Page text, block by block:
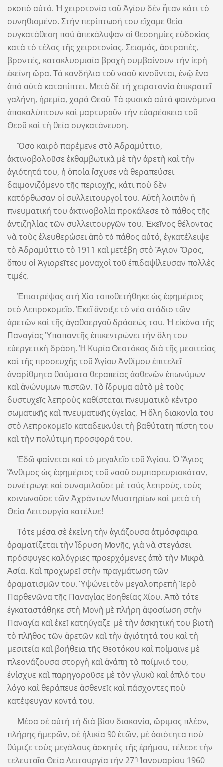
σκοπὸ αὐτό. Ἡ χειροτονία τοῦ Ἁγίου δὲν ἦταν κάτι τὸ
συνηθισμένο. Στὴν περίπτωσή του εἴχαμε θεία
συγκατάθεση ποὺ ἀπεκάλυψαν οἱ θεοσημίες εὐδοκίας
κατὰ τὸ τέλος τῆς χειροτονίας. Σεισμός, ἀστραπές,
βροντές, κατακλυσμιαία βροχὴ συμβαίνουν τὴν ἱερὴ
ἐκείνη ὥρα. Τὰ κανδήλια τοῦ ναοῦ κινοῦνται, ἐνῷ ἕνα
ἀπὸ αὐτὰ καταπίπτει. Μετὰ δὲ τὴ χειροτονία ἐπικρατεῖ
γαλήνη, ἠρεμία, χαρὰ Θεοῦ. Τὰ φυσικὰ αὐτὰ φαινόμενα
ἀποκαλύπτουν καὶ μαρτυροῦν τὴν εὐαρέσκεια τοῦ
Θεοῦ καὶ τὴ θεία συγκατάνευση.
Ὅσο καιρὸ παρέμενε στὸ Ἀδραμύττιο,
ἀκτινοβολοῦσε ἐκθαμβωτικὰ μὲ τὴν ἀρετὴ καὶ τὴν
ἁγιότητά του, ἡ ὁποία ἴσχυσε νὰ θεραπεύσει
δαιμονιζόμενο τῆς περιοχῆς, κάτι ποὺ δὲν
κατόρθωσαν οἱ συλλειτουργοί του. Αὐτὴ λοιπὸν ἡ
πνευματική του ἀκτινοβολία προκάλεσε τὸ πάθος τῆς
ἀντιζηλίας τῶν συλλειτουργῶν του. Ἐκεῖνος θέλοντας
νὰ τοὺς ἐλευθερώσει ἀπὸ τὸ πάθος αὐτό, ἐγκατέλειψε
τὸ Ἀδραμύττιο τὸ 1911 καὶ μετέβη στὸ Ἅγιον Ὄρος,
ὅπου οἱ Ἁγιορεῖτες μοναχοὶ τοῦ ἐπιδαψίλευσαν πολλὲς
τιμές.
Ἐπιστρέψας στὴ Χίο τοποθετήθηκε ὡς ἐφημέριος
στὸ Λεπροκομεῖο. Ἐκεῖ ἄνοιξε τὸ νέο στάδιο τῶν
ἀρετῶν καὶ τῆς ἀγαθοεργοῦ δράσεώς του. Ἡ εἰκόνα τῆς
Παναγίας Ὑπαπαντῆς ἐπικεντρώνει τὴν ὅλη του
εὐεργετικὴ δράση. Ἡ Κυρία Θεοτόκος διὰ τῆς μεσιτείας
καὶ τῆς προσευχῆς τοῦ Ἁγίου Ἀνθίμου ἐπιτελεῖ
ἀναρίθμητα θαύματα θεραπείας ἀσθενῶν ἐπωνύμων
καὶ ἀνώνυμων πιστῶν. Τὸ ἵδρυμα αὐτὸ μὲ τοὺς
δυστυχεῖς λεπροὺς καθίσταται πνευματικὸ κέντρο
σωματικῆς καὶ πνευματικῆς ὑγείας. Ἡ ὅλη διακονία του
στὸ Λεπροκομεῖο καταδεικνύει τὴ βαθύτατη πίστη του
καὶ τὴν πολύτιμη προσφορά του.
Ἐδῶ φαίνεται καὶ τὸ μεγαλεῖο τοῦ Ἁγίου. Ὁ Ἅγιος
Ἄνθιμος ὡς ἐφημέριος τοῦ ναοῦ συμπαρευρισκόταν,
συνέτρωγε καὶ συνομιλοῦσε μὲ τοὺς λεπρούς, τοὺς
κοινωνοῦσε τῶν Ἀχράντων Μυστηρίων καὶ μετὰ τὴ
Θεία Λειτουργία κατέλυε!
Τότε μέσα σὲ ἐκείνη τὴν ἁγιάζουσα ἀτμόσφαιρα
ὁραματίζεται τὴν ἵδρυση Μονῆς, γιὰ νὰ στεγάσει
πρόσφυγες καλόγριες προερχόμενες ἀπὸ τὴν Μικρὰ
Ἀσία. Καὶ προχωρεῖ στὴν πραγμάτωση τῶν
ὁραματισμῶν του. Ὑψώνει τὸν μεγαλοπρεπὴ Ἱερὸ
Παρθενῶνα τῆς Παναγίας Βοηθείας Χίου. Ἀπὸ τότε
ἐγκαταστάθηκε στὴ Μονὴ μὲ πλήρη ἀφοσίωση στὴν
Παναγία καὶ ἐκεῖ κατηύγαζε μὲ τὴν ἀσκητική του βιοτὴ
τὸ πλῆθος τῶν ἀρετῶν καὶ τὴν ἁγιότητά του καὶ τὴ
μεσιτεία καὶ βοήθεια τῆς Θεοτόκου καὶ ποίμαινε μὲ
πλεονάζουσα στοργὴ καὶ ἀγάπη τὸ ποίμνιό του,
ἐνίσχυε καὶ παρηγοροῦσε μὲ τὸν γλυκὺ καὶ ἁπλό του
λόγο καὶ θεράπευε ἀσθενεῖς καὶ πάσχοντες ποὺ
κατέφευγαν κοντά του.
Μέσα σὲ αὐτὴ τὴ διὰ βίου διακονία, ὥριμος πλέον,
πλήρης ἡμερῶν, σὲ ἡλικία 90 ἐτῶν, μὲ ὁσιότητα ποὺ
θύμιζε τοὺς μεγάλους ἀσκητὲς τῆς ἐρήμου, τέλεσε τὴν
τελευταῖα Θεία Λειτουργία τὴν 27ηἸανουαρίου 1960